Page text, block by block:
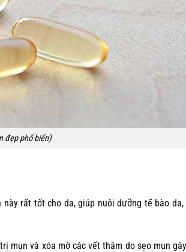
đẹp phổ biến)
rất tốt cho da, giúp nuôi dưỡng tế bào da,
mụn và xóa mờ các vết thâm do sẹo mụn